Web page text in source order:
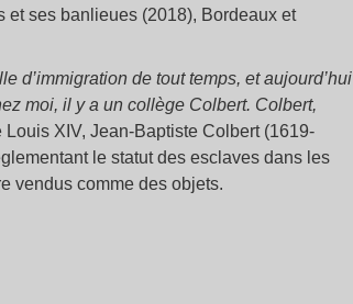
et ses banlieues (2018), Bordeaux et
d’immigration de tout temps, et aujourd’hui
moi, il y a un collège Colbert. Colbert,
Louis XIV, Jean-Baptiste Colbert (1619-
le statut des esclaves dans les
vendus comme des objets.